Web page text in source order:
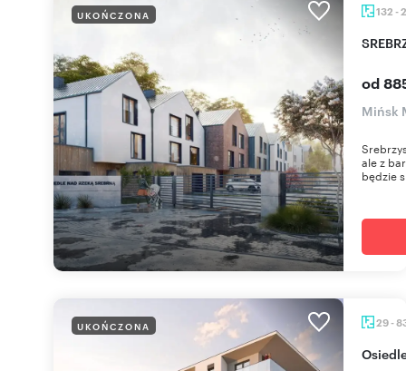
UKOŃCZONA 132 -
od
Mińsk
ale z
będzie
UKOŃCZONA 29 -